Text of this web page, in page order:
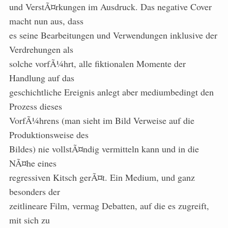
und VerstÃ¤rkungen im Ausdruck. Das negative Cover
macht nun aus, dass
es seine Bearbeitungen und Verwendungen inklusive der
Verdrehungen als
solche vorfÃ¼hrt, alle fiktionalen Momente der
Handlung auf das
geschichtliche Ereignis anlegt aber mediumbedingt den
Prozess dieses
VorfÃ¼hrens (man sieht im Bild Verweise auf die
Produktionsweise des
Bildes) nie vollstÃ¤ndig vermitteln kann und in die
NÃ¤he eines
regressiven Kitsch gerÃ¤t. Ein Medium, und ganz
besonders der
zeitlineare Film, vermag Debatten, auf die es zugreift,
mit sich zu